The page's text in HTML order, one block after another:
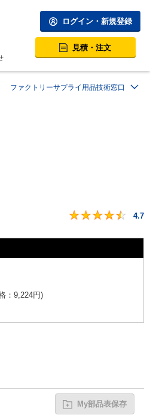
ログイン・新規登録
見積・注文
ファクトリーサプライ用品技術窓口
4.7
： 9,224円)
My部品表保存